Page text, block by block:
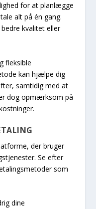
for at planlægge
alt på én gang.
kvalitet eller
fleksible
kan hjælpe dig
samtidig med at
dog opmærksom på
der bruger
Se efter
som
dine